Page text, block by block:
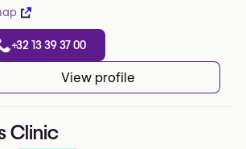
+32 13 39 37 00
View profile
Clinic